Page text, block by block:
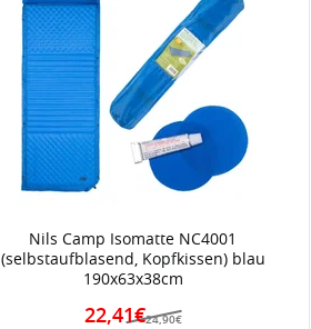
Nils Camp Isomatte NC4001
(selbstaufblasend, Kopfkissen) blau
190x63x38cm
24,90€
22,41€